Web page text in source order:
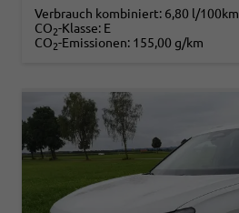
Verbrauch kombiniert: 6,80 l/100km
CO2-Klasse: E
CO2-Emissionen: 155,00 g/km